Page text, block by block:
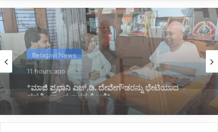
Kannada News
12 hours ago
*2025 ರಲ್ಲಿ ಪ್ರಧಾನಮಂತ್ರಿ ಅವರ ವಿದೇಶಕ್ಕೆ ತಗುಲಿದ
ಒಟ್ಟು ವೆಚ್ಚ ಎಷ್ಟು ಗೋತ್ತಾ..?*